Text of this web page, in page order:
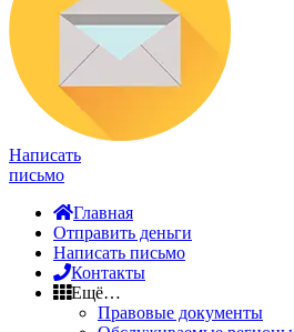
Написать
письмо
Главная
Отправить деньги
Написать письмо
Контакты
Ещё…
Правовые документы